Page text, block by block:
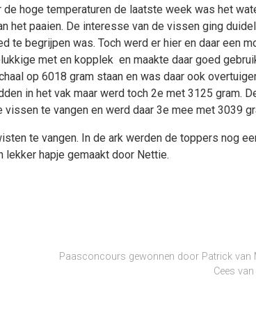
hoge temperaturen de laatste week was het
het paaien. De interesse van de vissen ging
te begrijpen was. Toch werd er hier en daar een
met en kopplek en maakte daar goed
op 6018 gram staan en was daar ook
in het vak maar werd toch 2e met 3125 gram.
te vangen en werd daar 3e mee met 3039
te vangen. In de ark werden de toppers nog
hapje gemaakt door Nettie.
Paasconcours gewonnen door Patrick van
Cees